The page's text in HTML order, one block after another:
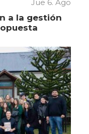
Jue 6. Ago
a la gestión